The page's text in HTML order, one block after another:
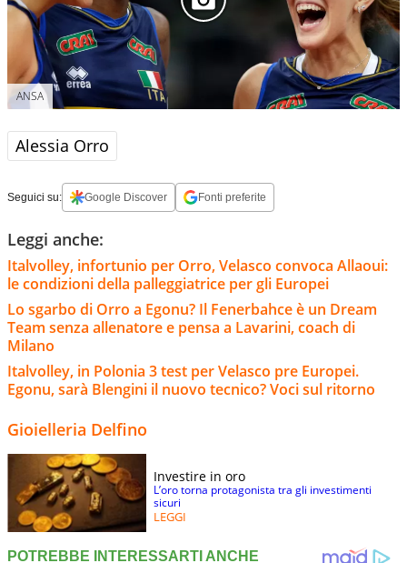
ANSA
Alessia Orro
Seguici su: Google Discover Fonti preferite
Leggi anche:
Italvolley, infortunio per Orro, Velasco convoca Allaoui:
le condizioni della palleggiatrice per gli Europei
Lo sgarbo di Orro a Egonu? Il Fenerbahce è un Dream
Team senza allenatore e pensa a Lavarini, coach di
Milano
Italvolley, in Polonia 3 test per Velasco pre Europei.
Egonu, sarà Blengini il nuovo tecnico? Voci sul ritorno
Gioielleria Delfino
Investire in oro
L’oro torna protagonista tra gli investimenti
sicuri
LEGGI